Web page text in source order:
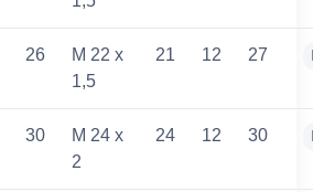
26
M 22 x
1,5
21 12 27
30
M 24 x
2
24 12 30